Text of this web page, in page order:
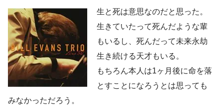
生と死は意思なのだと思った。
生きていたって死んだような輩
もいるし、死んだって未来永劫
生き続ける天才もいる。
もちろん本人は1ヶ月後に命を落
とすことになろうとは思っても
みなかっただろう。